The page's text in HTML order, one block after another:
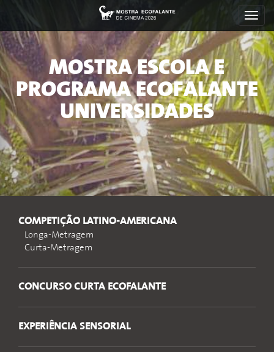
MOSTRA ESCOLA E
PROGRAMA ECOFALANTE
UNIVERSIDADES
COMPETIÇÃO LATINO-AMERICANA
Longa-Metragem
Curta-Metragem
CONCURSO CURTA ECOFALANTE
EXPERIÊNCIA SENSORIAL